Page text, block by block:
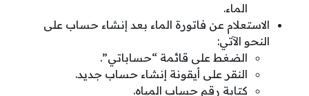
الماء.
الاستعلام عن فاتورة الماء بعد إنشاء حساب على
النحو الآتي:
الضغط على قائمة “حساباتي”.
النقر على أيقونة إنشاء حساب جديد.
كتابة رقم حساب المياه.